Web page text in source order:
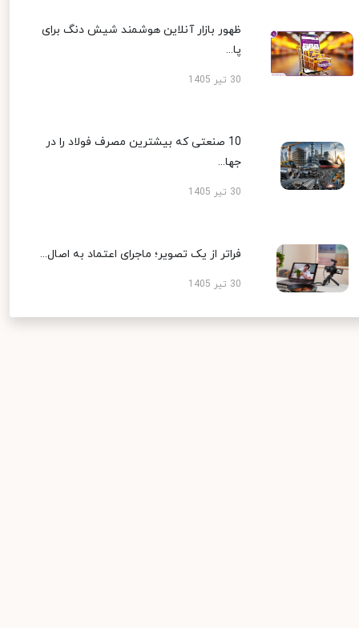
ظهور بازار آنلاین هوشمند شیش دنگ برای
پا...
30 تیر 1405
10 صنعتی که بیشترین مصرف فولاد را در
جها...
30 تیر 1405
فراتر از یک تصویر؛ ماجرای اعتماد به اصال...
30 تیر 1405